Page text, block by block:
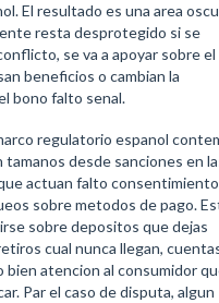
El resultado es una area
resta desprotegido si se
se va a apoyar sobre el
beneficios o cambian la
bono falto senal.
regulatorio espanol
tamanos desde sanciones en
actuan falto consentimiento
sobre metodos de pago.
sobre depositos que dejas
cual nunca llegan,
bien atencion al consumidor
Par el caso de disputa, algun